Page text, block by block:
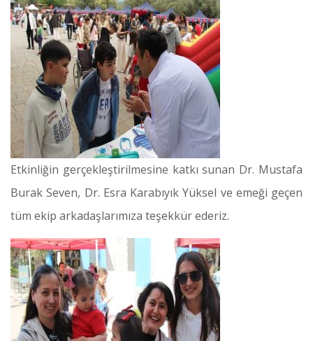
Etkinliğin gerçekleştirilmesine katkı sunan Dr. Mustafa
Burak Seven, Dr. Esra Karabıyık Yüksel ve emeği geçen
tüm ekip arkadaşlarımıza teşekkür ederiz.